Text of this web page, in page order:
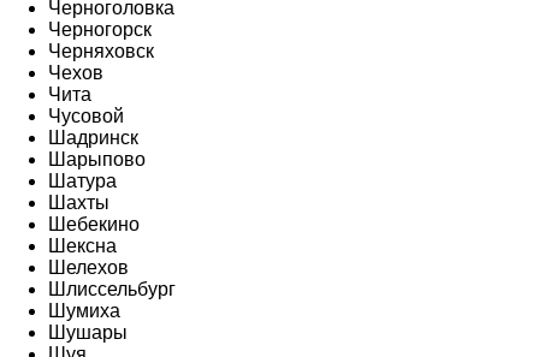
Черноголовка
Черногорск
Черняховск
Чехов
Чита
Чусовой
Шадринск
Шарыпово
Шатура
Шахты
Шебекино
Шексна
Шелехов
Шлиссельбург
Шумиха
Шушары